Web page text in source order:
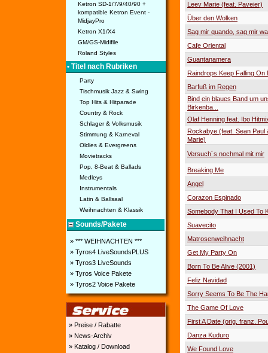
Ketron SD-1/7/9/40/90 +
kompatible Ketron Event -
MidjayPro
Ketron X1/X4
GM/GS-Midifile
Roland Styles
• Titel nach Rubriken
Party
Tischmusik Jazz & Swing
Top Hits & Hitparade
Country & Rock
Schlager & Volksmusik
Stimmung & Karneval
Oldies & Evergreens
Movietracks
Pop, 8-Beat & Ballads
Medleys
Instrumentals
Latin & Ballsaal
Weihnachten & Klassik
Sounds/Pakete
» *** WEIHNACHTEN ***
» Tyros4 LiveSoundsPLUS
» Tyros3 LiveSounds
» Tyros Voice Pakete
» Tyros2 Voice Pakete
» Preise / Rabatte
» News-Archiv
» Katalog / Download
Leev Marie (feat. Paveier)
Über den Wolken
Sag mir quando, sag mir
Cafe Oriental
Guantanamera
Raindrops Keep Falling On
Barfuß im Regen
Bind ein blaues Band um
Birkenba...
Olaf Henning feat. Ibo
Rockabye (feat. Sean Paul
Marie)
Versuch´s nochmal mit mir
Breaking Me
Angel
Corazon Espinado
Somebody That I Used To
Suavecito
Matrosenweihnacht
Get My Party On
Born To Be Alive (2001)
Feliz Navidad
Sorry Seems To Be The
The Game Of Love
First A Date (orig. franz.
Danza Kuduro
We Found Love